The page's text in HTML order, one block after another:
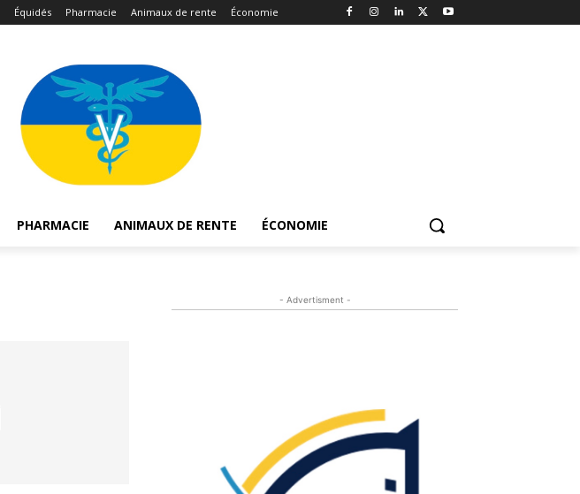
Équidés Pharmacie Animaux de rente Économie
PHARMACIE ANIMAUX DE RENTE ÉCONOMIE
- Advertisment -